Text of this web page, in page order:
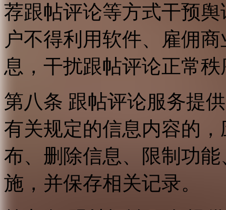
荐跟帖评论等方式干预
户不得利用软件、雇佣
息，干扰跟帖评论正常
第八条 跟帖评论服务提
有关规定的信息内容的
布、删除信息、限制功
施，并保存相关记录。